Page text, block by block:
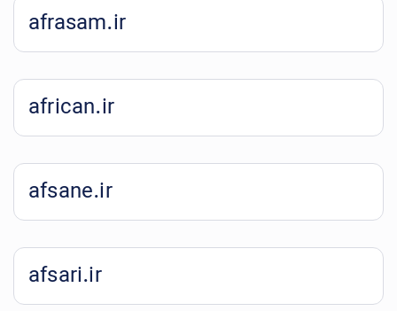
afrasam.ir
african.ir
afsane.ir
afsari.ir